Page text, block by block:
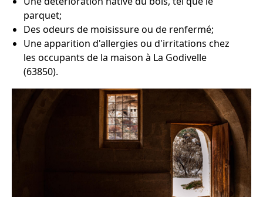
parquet;
Des odeurs de moisissure ou de renfermé;
Une apparition d'allergies ou d'irritations chez
les occupants de la maison à La Godivelle
(63850).